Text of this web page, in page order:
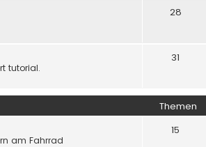
28
tutorial.
31
Themen
am Fahrrad
15